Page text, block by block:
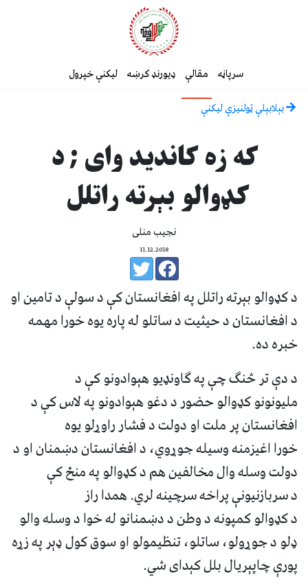
سرپاڼه مقالې ډیورنډ کرښه لیکنې خپرول
بېلابېلې ټولنيزې ليکنې
که زه کاندید وای ; د
کډوالو بېرته راتلل
نجیب منلی
11.12.2018
د کډوالو بېرته راتلل په افغانستان کې د سولې د تامین او
د افغانستان د حیثیت د ساتلو له پاره یوه خورا مهمه
خبره ده.
د دې تر څنګ چې په ګاونډیو هېوادونو کې د
ملیونونو کډوالو حضور د دغو هېوادونو په لاس کې د
افغانستان پر ملت او دولت د فشار راوړلو یوه
خورا اغیزمنه وسیله جوړوي، د افغانستان دښمنان او د
دولت وسله وال مخالفین هم د کډوالو په منځ کې
د سربازنیونې پراخه سرچینه لري. همدا راز
د کډوالو کمپونه د وطن د دښمنانو له خوا د وسله والو
ډلو د جوړولو، ساتلو، تنظیمولو او سوق کول ډېر په زړه
پورې چاپېریال بلل کېدای شي.